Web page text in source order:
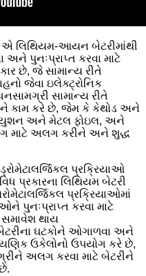
એ લિથિયમ-આયન બેટરીમાંથી
અને પુનઃપ્રાપ્ત કરવા માટે
છે, જે સામાન્ય રીતે
જેવા ઇલેક્ટ્રોનિક
સામાન્ય રીતે
કામ કરે છે, જેમ કે કેથોડ અને
અને મેટલ ફોઇલ, અને
માટે અલગ કરીને અને શુદ્ધ
પ્રક્રિયાઓ
પ્રકારના લિથિયમ બેટરી
પ્રક્રિયાઓમાં
પુનઃપ્રાપ્ત કરવા માટે
સમાવેશ થાય
ઘટકોને ઓગાળવા અને
ઉકેલોનો ઉપયોગ કરે છે,
અલગ કરવા માટે બેટરીને